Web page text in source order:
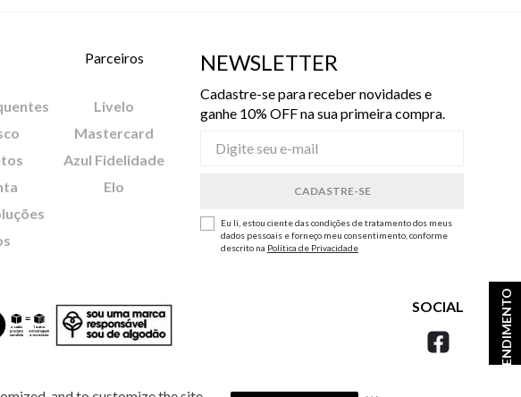
ATENDIMENTO
Parceiros
Livelo
Mastercard
Azul Fidelidade
Elo
NEWSLETTER
Cadastre-se para receber novidades e
ganhe 10% OFF na sua primeira compra.
Eu li, estou ciente das condições de tratamento dos meus
dados pessoais e forneço meu consentimento, conforme
descrito na Política de Privacidade
SOCIAL